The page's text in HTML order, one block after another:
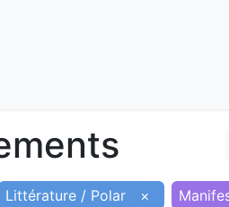
Littérature / Polar ×